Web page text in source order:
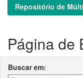
Repositório de
Página de
Buscar em: